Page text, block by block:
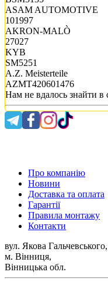
ASAM AUTOMOTIVE
101997
AKRON-MALÒ
27027
KYB
SM5251
A.Z. Meisterteile
AZMT420601476
Нам не вдалось знайти в
Про компанію
Новини
Доставка та оплата
Гарантії
Правила монтажу
Контакти
вул. Якова
м. Вінниця,
Вінницька обл.